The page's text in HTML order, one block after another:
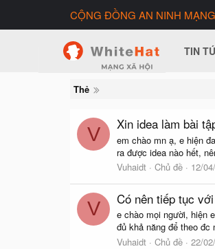
CỘNG ĐỒNG AN NINH
TIN
Thẻ
V Xin idea làm bài
em chào mn ạ, e hiện
ra được idea nào hết,
Vuhaidt
Chủ đề 12/
V Có nên tiếp tục
e chào mọi người, hiện
đủ khả năng để theo đc
Vuhaidt
Chủ đề 22/